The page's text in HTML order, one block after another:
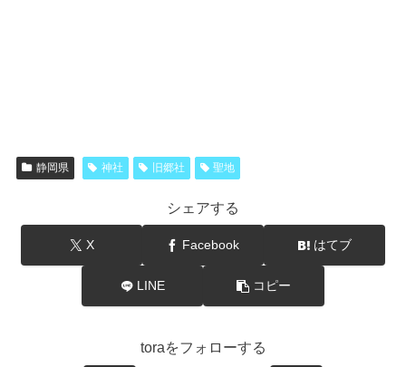
静岡県 神社 旧郷社 聖地
シェアする
X Facebook はてブ
LINE コピー
toraをフォローする